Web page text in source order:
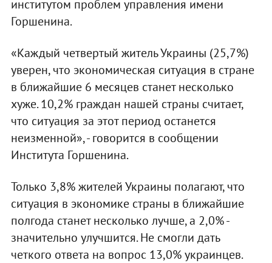
институтом проблем управления имени
Горшенина.
«Каждый четвертый житель Украины (25,7%)
уверен, что экономическая ситуация в стране
в ближайшие 6 месяцев станет несколько
хуже. 10,2% граждан нашей страны считает,
что ситуация за этот период останется
неизменной», - говорится в сообщении
Института Горшенина.
Только 3,8% жителей Украины полагают, что
ситуация в экономике страны в ближайшие
полгода станет несколько лучше, а 2,0% -
значительно улучшится. Не смогли дать
четкого ответа на вопрос 13,0% украинцев.